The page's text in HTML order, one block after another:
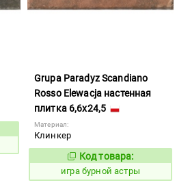
Grupa Paradyz Scandiano
Rosso Elewacja настенная
плитка 6,6x24,5
Материал:
Клинкер
547831
Код товара:
игра бурной астры